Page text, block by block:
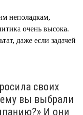
неполадкам,
очень высока.
даже если задачей
своих
вы выбрали
И они